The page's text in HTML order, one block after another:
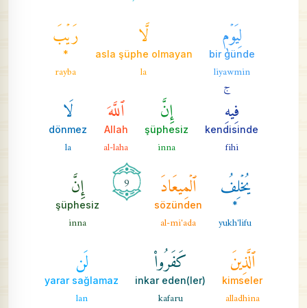
لِيَوۡمٖ
bir günde
liyawmin
لَّا
asla şüphe olmayan
la
رَيۡبَ
*
rayba
فِيهِۚ
kendisinde
fihi
إِنَّ
şüphesiz
inna
ٱللَّهَ
Allah
al-laha
لَا
dönmez
la
يُخۡلِفُ
*
yukh'lifu
ٱلۡمِيعَادَ
sözünden
al-mi'ada
9 إِنَّ
şüphesiz
inna
ٱلَّذِينَ
kimseler
alladhina
كَفَرُواْ
inkar eden(ler)
kafaru
لَن
yarar sağlamaz
lan